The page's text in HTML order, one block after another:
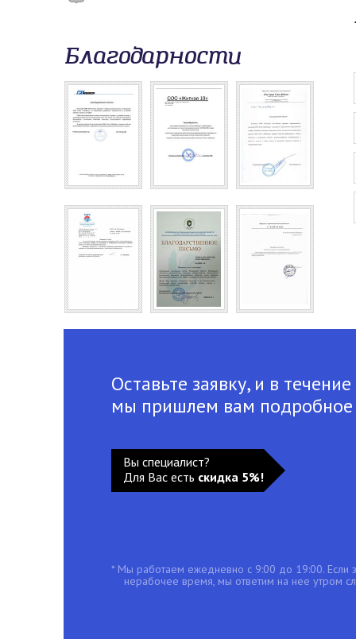
Благодарности
Оставьте заявку, и в
мы пришлем вам
Вы специалист?
Для Вас есть скидка 5%!
* Мы работаем ежедневно с 9:00 до 19:00. Если
нерабочее время, мы ответим на нее утром